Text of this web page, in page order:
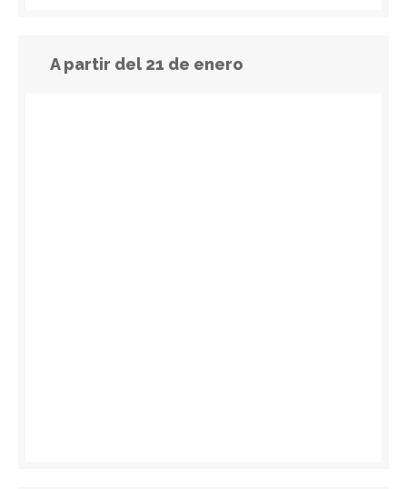
A partir del 21 de enero